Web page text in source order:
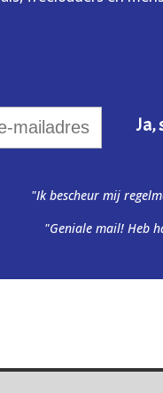
"Ik bescheur mij
"Geniale mail! Heb